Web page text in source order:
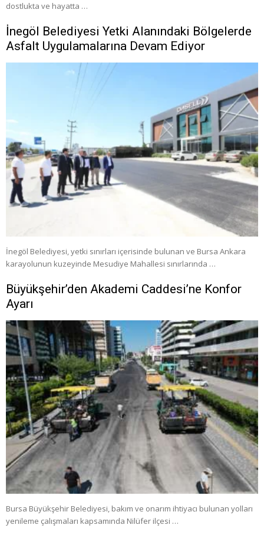
dostlukta ve hayatta …
İnegöl Belediyesi Yetki Alanındaki Bölgelerde
Asfalt Uygulamalarına Devam Ediyor
İnegöl Belediyesi, yetki sınırları içerisinde bulunan ve Bursa Ankara
karayolunun kuzeyinde Mesudiye Mahallesi sınırlarında …
Büyükşehir’den Akademi Caddesi’ne Konfor
Ayarı
Bursa Büyükşehir Belediyesi, bakım ve onarım ihtiyacı bulunan yolları
yenileme çalışmaları kapsamında Nilüfer ilçesi …